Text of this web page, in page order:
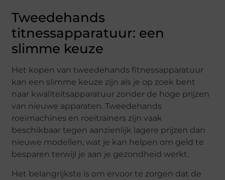
Tweedehands
titnessapparatuur: een
slimme keuze
Het kopen van tweedehands fitnessapparatuur
kan een slimme keuze zijn als je op zoek bent
naar kwaliteitsapparatuur zonder de hoge prijzen
van nieuwe apparaten. Tweedehands
roeimachines en roeitrainers zijn vaak
beschikbaar tegen aanzienlijk lagere prijzen dan
nieuwe modellen, wat je kan helpen om geld te
besparen terwijl je aan je gezondheid werkt.
Het belangrijkste is om ervoor te zorgen dat de